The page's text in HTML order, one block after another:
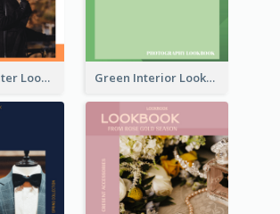
Fall And Winter Lookbook Green Interior Lookbook